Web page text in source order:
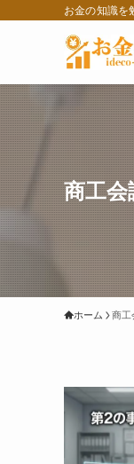
お金の知識を
商工会
ホーム 商工